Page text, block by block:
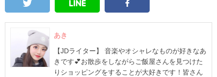
あき
【JDライター】 音楽やオシャレなものが好きなあ
きです💕お散歩をしながらご飯屋さんを見つけた
りショッピングをすることが大好きです！皆さん